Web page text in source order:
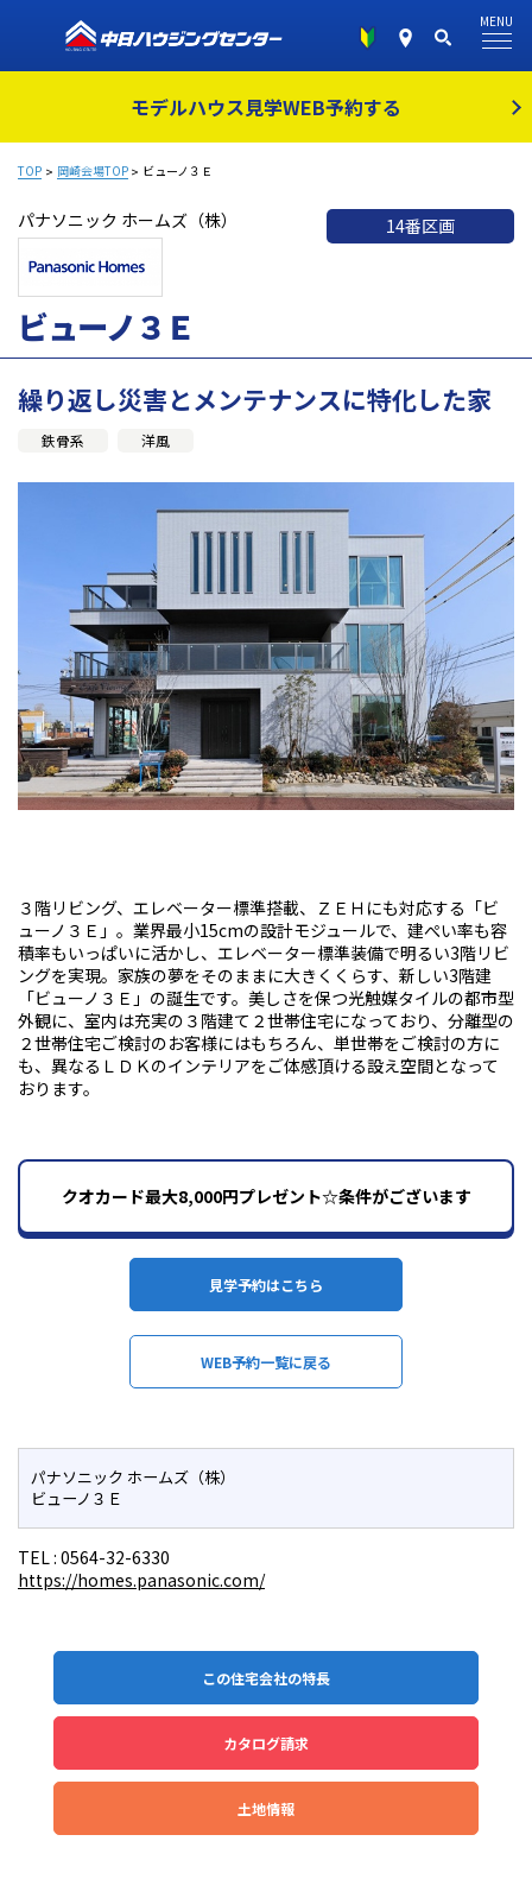
モデルハウス見学WEB予約する
MENU
TOP 岡崎会場TOP ビューノ３Ｅ
パナソニック ホームズ（株） 14番区画
ビューノ３Ｅ
繰り返し災害とメンテナンスに特化した家
鉄骨系 洋風
３階リビング、エレベーター標準搭載、ＺＥＨにも対応する「ビ
ューノ３Ｅ」。業界最小15cmの設計モジュールで、建ぺい率も容
積率もいっぱいに活かし、エレベーター標準装備で明るい3階リビ
ングを実現。家族の夢をそのままに大きくくらす、新しい3階建
「ビューノ３Ｅ」の誕生です。美しさを保つ光触媒タイルの都市型
外観に、室内は充実の３階建て２世帯住宅になっており、分離型の
２世帯住宅ご検討のお客様にはもちろん、単世帯をご検討の方に
も、異なるＬＤＫのインテリアをご体感頂ける設え空間となって
おります。
クオカード最大8,000円プレゼント☆条件がございます
見学予約はこちら
WEB予約一覧に戻る
パナソニック ホームズ（株）
ビューノ３Ｅ
TEL : 0564-32-6330
https://homes.panasonic.com/
この住宅会社の特長
カタログ請求
土地情報